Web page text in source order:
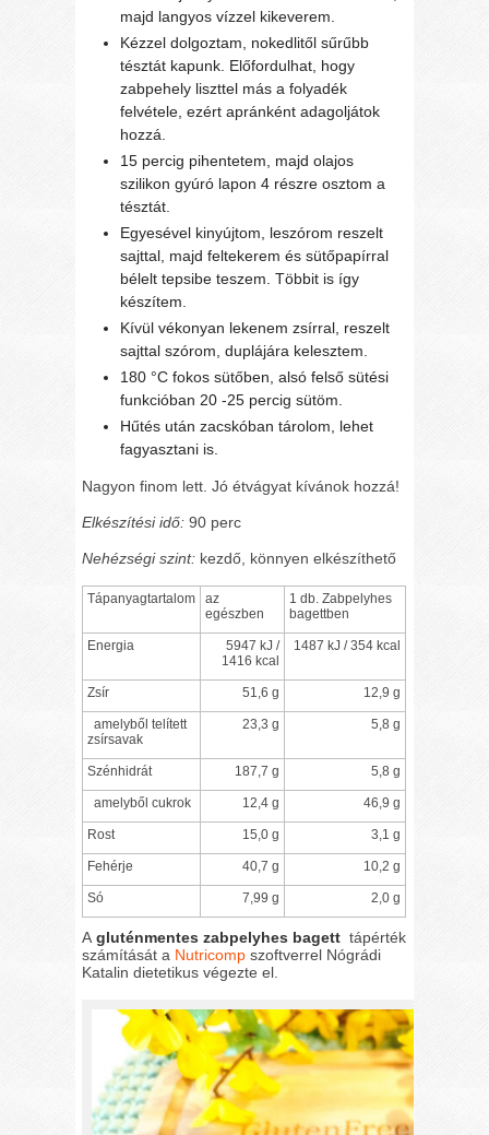
majd langyos vízzel kikeverem.
Kézzel dolgoztam, nokedlitől sűrűbb
tésztát kapunk. Előfordulhat, hogy
zabpehely liszttel más a folyadék
felvétele, ezért apránként adagoljátok
hozzá.
15 percig pihentetem, majd olajos
szilikon gyúró lapon 4 részre osztom a
tésztát.
Egyesével kinyújtom, leszórom reszelt
sajttal, majd feltekerem és sütőpapírral
bélelt tepsibe teszem. Többit is így
készítem.
Kívül vékonyan lekenem zsírral, reszelt
sajttal szórom, duplájára kelesztem.
180 °C fokos sütőben, alsó felső sütési
funkcióban 20 -25 percig sütöm.
Hűtés után zacskóban tárolom, lehet
fagyasztani is.
Nagyon finom lett. Jó étvágyat kívánok hozzá!
Elkészítési idő: 90 perc
Nehézségi szint: kezdő, könnyen elkészíthető
Tápanyagtartalom
az
egészben
1 db. Zabpelyhes
bagettben
Energia
5947 kJ /
1416 kcal
1487 kJ / 354 kcal
Zsír 51,6 g 12,9 g
amelyből telített
zsírsavak
23,3 g 5,8 g
Szénhidrát 187,7 g 5,8 g
amelyből cukrok 12,4 g 46,9 g
Rost 15,0 g 3,1 g
Fehérje 40,7 g 10,2 g
Só 7,99 g 2,0 g
Agluténmentes zabpelyhes bagett tápérték
számítását a Nutricomp szoftverrel Nógrádi
Katalin dietetikus végezte el.